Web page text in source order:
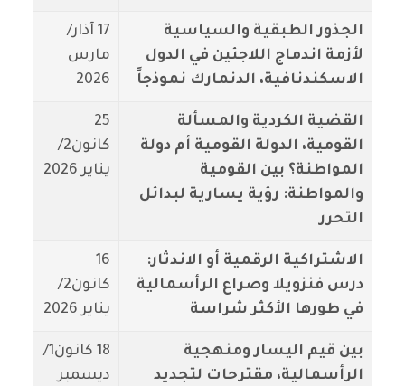
الجذور الطبقية والسياسية
لأزمة اندماج اللاجئين في الدول
الاسكندنافية، الدنمارك نموذجاً
17 آذار/
مارس
2026
القضية الكردية والمسألة
القومية، الدولة القومية أم دولة
المواطنة؟ بين القومية
والمواطنة: رؤية يسارية لبدائل
التحرر
25
كانون2/
يناير 2026
الاشتراكية الرقمية أو الاندثار:
درس فنزويلا وصراع الرأسمالية
في طورها الأكثر شراسة
16
كانون2/
يناير 2026
بين قيم اليسار ومنهجية
الرأسمالية، مقترحات لتجديد
18 كانون1/
ديسمبر